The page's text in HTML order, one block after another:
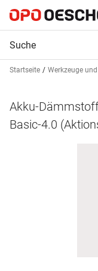
Startseite Werkzeuge
Akku-
Basic-4.0